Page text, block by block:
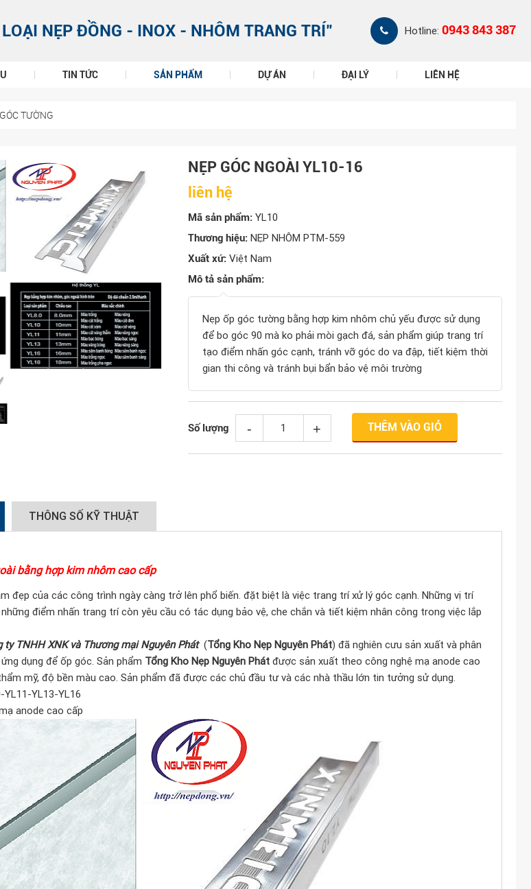
NẸP ĐỒNG - INOX - NHÔM TRANG TRÍ" Hotline: 0943 843 387
TIN TỨC SẢN PHẨM DỰ ÁN ĐẠI LÝ LIÊN HỆ
TƯỜNG
NẸP GÓC NGOÀI YL10-16
liên hệ
Mã sản phẩm:YL10
Thương hiệu:NẸP NHÔM PTM-559
Xuất xứ:Việt Nam
Mô tả sản phẩm:
Nẹp ốp góc tường bằng hợp kim nhôm chủ yếu được sử dụng
để bo góc 90 mà ko phải mòi gạch đá, sản phẩm giúp trang trí
tạo điểm nhấn góc cạnh, tránh vỡ góc do va đập, tiết kiệm thời
gian thi công và tránh bụi bẩn bảo vệ môi trường
Số lượng +
- THÊM VÀO GIỎ
THÔNG SỐ KỸ THUẬT
bằng hợp kim nhôm cao cấp
đẹp của các công trình ngày càng trở lên phổ biến. đặt biệt là việc trang trí xử lý góc cạnh. Những vị trí
điểm nhấn trang trí còn yêu cầu có tác dụng bảo vệ, che chắn và tiết kiệm nhân công trong việc lắp
ty TNHH XNK và Thương mại Nguyên Phát(Tổng Kho Nẹp Nguyên Phát) đã nghiên cưu sản xuất và phân
dụng để ốp góc. Sản phẩm Tổng Kho Nẹp Nguyên Phát được sản xuất theo công nghệ mạ anode cao
mỹ, độ bền màu cao. Sản phẩm đã được các chủ đầu tư và các nhà thầu lớn tin tưởng sử dụng.
YL11-YL13-YL16
anode cao cấp